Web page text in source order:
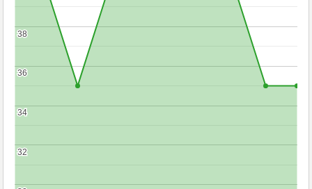
32
32
34
34
36
36
38
38